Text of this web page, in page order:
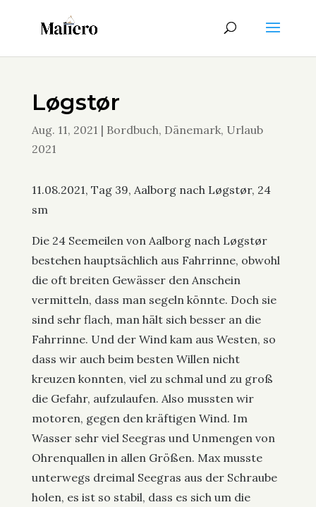
Løgstør
Aug. 11, 2021 | Bordbuch, Dänemark, Urlaub
2021
11.08.2021, Tag 39, Aalborg nach Løgstør, 24
sm
Die 24 Seemeilen von Aalborg nach Løgstør
bestehen hauptsächlich aus Fahrrinne, obwohl
die oft breiten Gewässer den Anschein
vermitteln, dass man segeln könnte. Doch sie
sind sehr flach, man hält sich besser an die
Fahrrinne. Und der Wind kam aus Westen, so
dass wir auch beim besten Willen nicht
kreuzen konnten, viel zu schmal und zu groß
die Gefahr, aufzulaufen. Also mussten wir
motoren, gegen den kräftigen Wind. Im
Wasser sehr viel Seegras und Unmengen von
Ohrenquallen in allen Größen. Max musste
unterwegs dreimal Seegras aus der Schraube
holen, es ist so stabil, dass es sich um die